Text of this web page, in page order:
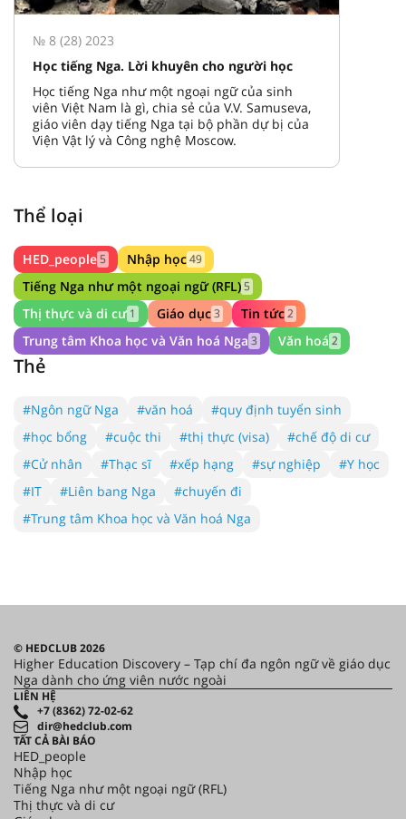
№ 8 (28) 2023
Học tiếng Nga. Lời khuyên cho người học
Học tiếng Nga như một ngoại ngữ của sinh
viên Việt Nam là gì, chia sẻ của V.V. Samuseva,
giáo viên dạy tiếng Nga tại bộ phần dự bị của
Viện Vật lý và Công nghệ Moscow.
Thể loại
HED_people5 Nhập học49
Tiếng Nga như một ngoại ngữ (RFL)5
Thị thực và di cư 1 Giáo dục3 Tin tức2
Trung tâm Khoa học và Văn hoá Nga 3 Văn hoá 2
Thẻ
#Ngôn ngữ Nga #văn hoá
#quy định tuyển sinh
#học bổng
#cuộc thi #thị thực (visa)
#chế độ di cư
#Cử nhân
#Thạc sĩ #xếp hạng #sự nghiệp
#Y học
#IT
#Liên bang Nga
#chuyến đi
#Trung tâm Khoa học và Văn hoá Nga
© HEDCLUB 2026
Higher Education Discovery – Tạp chí đa ngôn ngữ về giáo dục
Nga dành cho ứng viên nước ngoài
LIÊN HỆ
+7 (8362) 72-02-62
dir@hedclub.com
TẤT CẢ BÀI BÁO
HED_people
Nhập học
Tiếng Nga như một ngoại ngữ (RFL)
Thị thực và di cư